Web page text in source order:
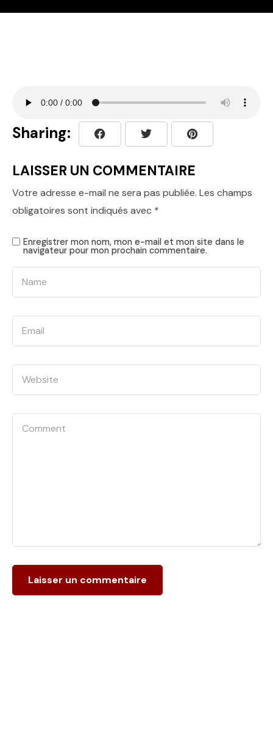
Sharing:
LAISSER UN COMMENTAIRE
Votre adresse e-mail ne sera pas publiée. Les champs
obligatoires sont indiqués avec *
Enregistrer mon nom, mon e-mail et mon site dans le
navigateur pour mon prochain commentaire.